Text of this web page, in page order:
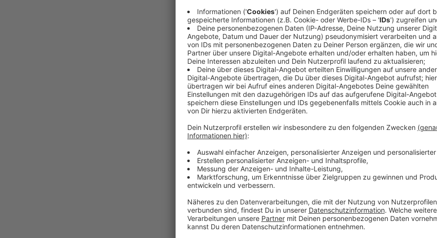
Das Ziel von Vorstandschef Klaus Klar für 2022
Auto in die Rheinbahn umsteigen. Außerdem müsse
investieren, um in Zukunft attraktiver zu sein:
Anzeige
Düsseldorf: Rheinbahn hofft auf schnelles
Anzeige
Klar geht davon aus, dass die Rheinbahn
noch von Corona-Auswirkungen betroffen ist. Bis